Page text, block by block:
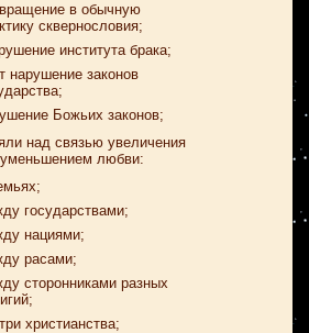
в обычную
сквернословия;
института брака;
нарушение законов
Божьих законов;
над связью увеличения
уменьшением любви:
государствами;
нациями;
расами;
сторонниками разных
христианства;